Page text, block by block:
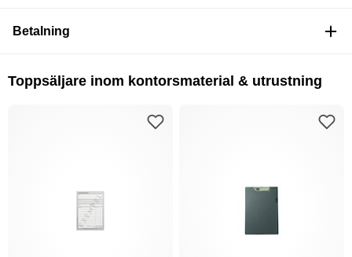
Betalning
Toppsäljare inom kontorsmaterial & utrustning